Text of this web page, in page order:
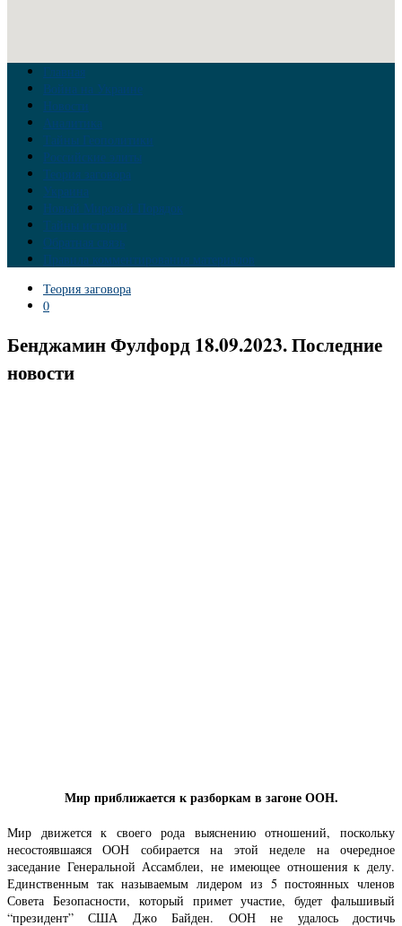
Главная
Война на Украине
Новости
Аналитика
Тайны Геополитики
Российские элиты
Теория заговора
Украина
Новый Мировой Порядок
Тайны истории
Обратная связь
Правила комментирования материалов
Теория заговора
0
Бенджамин Фулфорд 18.09.2023. Последние
новости
Мир приближается к разборкам в загоне ООН.
Мир движется к своего рода выяснению отношений, поскольку
несостоявшаяся ООН собирается на этой неделе на очередное
заседание Генеральной Ассамблеи, не имеющее отношения к делу.
Единственным так называемым лидером из 5 постоянных членов
Совета Безопасности, который примет участие, будет фальшивый
“президент” США Джо Байден. ООН не удалось достичь